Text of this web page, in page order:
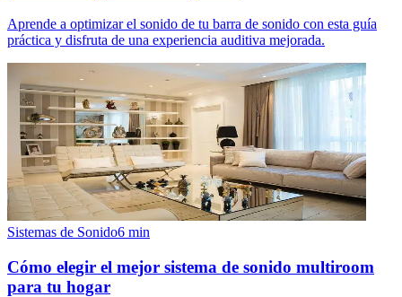
Aprende a optimizar el sonido de tu barra de sonido con esta guía
práctica y disfruta de una experiencia auditiva mejorada.
Sistemas de Sonido6 min
Cómo elegir el mejor sistema de sonido multiroom
para tu hogar